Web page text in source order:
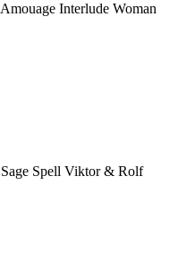
Amouage Interlude Woman
Sage Spell Viktor & Rolf